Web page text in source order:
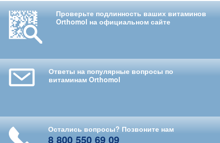
Проверьте подлинность ваших витаминов
Orthomol на официальном сайте
Ответы на популярные вопросы по
витаминам Orthomol
Остались вопросы? Позвоните нам
8 800 550 69 09